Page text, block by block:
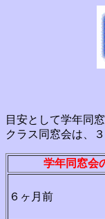
目安として学年同
クラス同窓会は、
学年同窓会
６ヶ月前